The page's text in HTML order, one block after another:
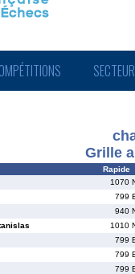
Grille
Rapide
1070
799
940
1010
799
799
799